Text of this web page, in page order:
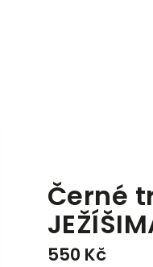
Černé
550 Kč